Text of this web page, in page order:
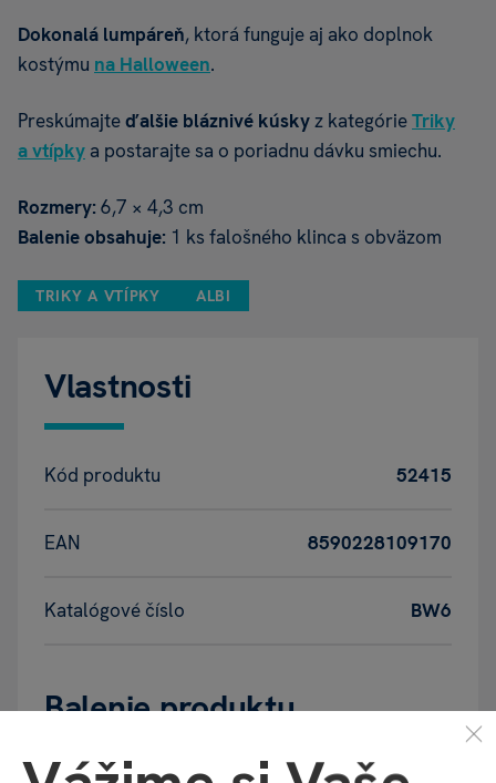
Dokonalá lumpáreň, ktorá funguje aj ako doplnok
kostýmu na Halloween.
Preskúmajteďalšie bláznivé kúskyz kategórieTriky
a vtípky a postarajte sa o poriadnu dávku smiechu.
Rozmery: 6,7 × 4,3 cm
Balenie obsahuje: 1 ks falošného klinca s obväzom
TRIKY A VTÍPKY ALBI
Vlastnosti
Kód produktu 52415
EAN 8590228109170
Katalógové číslo BW6
Balenie produktu